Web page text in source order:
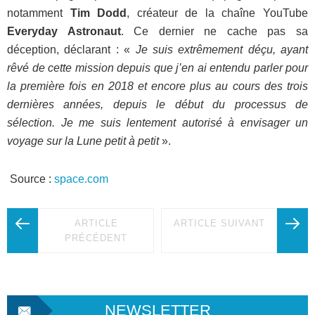
notamment Tim Dodd , créateur de la chaîne YouTube
Everyday Astronaut. Ce dernier ne cache pas sa
déception, déclarant : « Je suis extrêmement déçu, ayant
rêvé de cette mission depuis que j’en ai entendu parler pour
la première fois en 2018 et encore plus au cours des trois
dernières années, depuis le début du processus de
sélection. Je me suis lentement autorisé à envisager un
voyage sur la Lune petit à petit».
Source : space.com
ARTICLE
PRÉCÉDENT
ARTICLE SUIVANT
NEWSLETTER